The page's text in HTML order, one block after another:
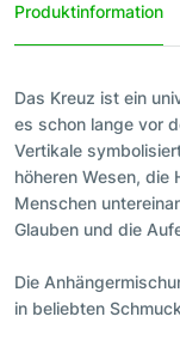
Produktinformation
Das Kreuz ist ein
es schon lange vor
Vertikale
höheren Wesen, die
Menschen
Glauben und die
Die
in beliebten